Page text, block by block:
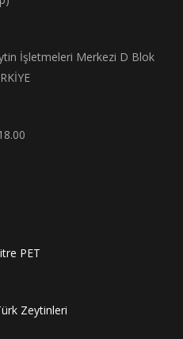
İşletmeleri Merkezi D Blok
PET
Zeytinleri